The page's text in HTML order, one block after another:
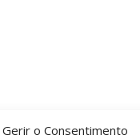
Gerir o Consentimento